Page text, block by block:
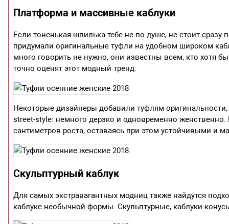
Платформа и массивные каблуки
Если тоненькая шпилька тебе не по душе, не стоит сразу
придумали оригинальные туфли на удобном широком
много говорить не нужно, они известны всем, кто хотя
точно оценят этот модный тренд.
Некоторые дизайнеры добавили туфлям
street-style: немного дерзко и одновременно
сантиметров роста, оставаясь при этом устойчивыми и
Скульптурный каблук
Для самых экстравагантных модниц также найдутся
каблуке необычной формы. Скульптурные, каблуки-